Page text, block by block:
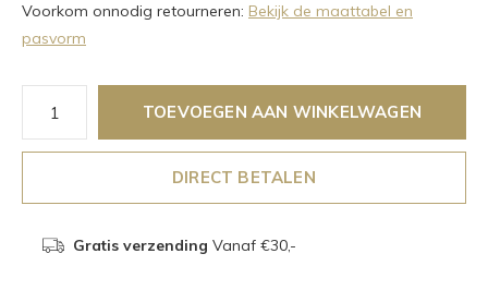
Voorkom onnodig retourneren: Bekijk de maattabel en
pasvorm
TOEVOEGEN AAN WINKELWAGEN
DIRECT BETALEN
Gratis verzending Vanaf €30,-